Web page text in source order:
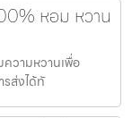
หอม หวาน
วามหวานเพื่อ
ส่งได้ทั